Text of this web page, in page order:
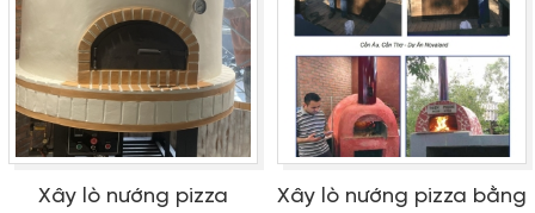
Xây lò nướng pizza
Xây lò nướng pizza bằng